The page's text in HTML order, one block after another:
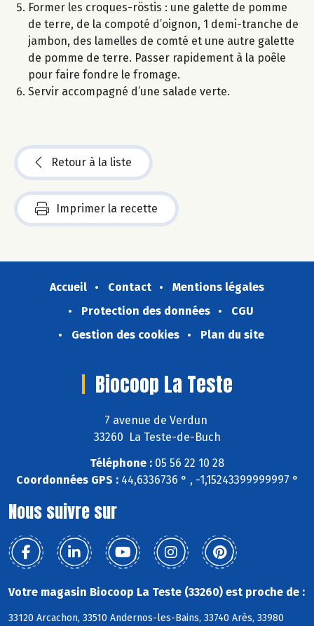
Former les croques-röstis : une galette de pomme
de terre, de la compoté d’oignon, 1 demi-tranche de
jambon, des lamelles de comté et une autre galette
de pomme de terre. Passer rapidement à la poêle
pour faire fondre le fromage.
Servir accompagné d’une salade verte.
Retour à la liste
Imprimer la recette
Accueil Contact
Mentions légales
Protection des données
CGU
Gestion des cookies
Plan du site
Biocoop La Teste
7 avenue de Verdun
33260 La Teste-de-Buch
Téléphone : 05 56 22 10 28
Coordonnées GPS :44,6336736 ° , -1,15243399999997 °
Nous suivre sur
Votre magasin Biocoop La Teste (33260) est proche de :
33120 Arcachon, 33510 Andernos-les-Bains, 33740 Arès, 33980